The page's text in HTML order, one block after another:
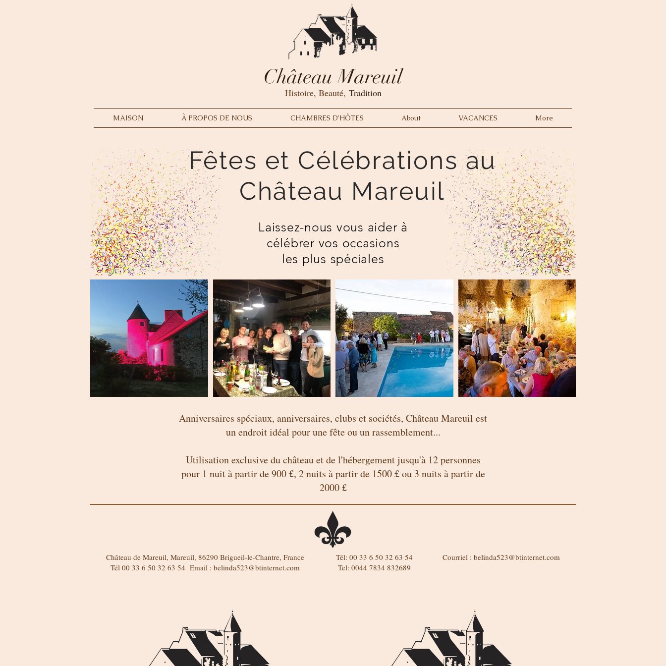
Château Mareuil
Histoire, Beauté, Tradition
MAISON À PROPOS DE NOUS CHAMBRES D'HÔTES About VACANCES More
Fêtes et Célébrations au
Château Mareuil
Laissez-nous vous aider à
célébrer vos occasions
les plus spéciales
Anniversaires spéciaux, anniversaires, clubs et sociétés, Château Mareuil est
un endroit idéal pour une fête ou un rassemblement...
Utilisation exclusive du château et de l'hébergement jusqu'à 12 personnes
pour 1 nuit à partir de 900 £, 2 nuits à partir de 1500 £ ou 3 nuits à partir de
2000 £
Château de Mareuil, Mareuil, 86290 Brigueil-le-Chantre, France
Tél 00 33 6 50 32 63 54 Email : belinda523@btinternet.com
Tél: 00 33 6 50 32 63 54
Tel: 0044 7834 832689
Courriel : belinda523@btinternet.com